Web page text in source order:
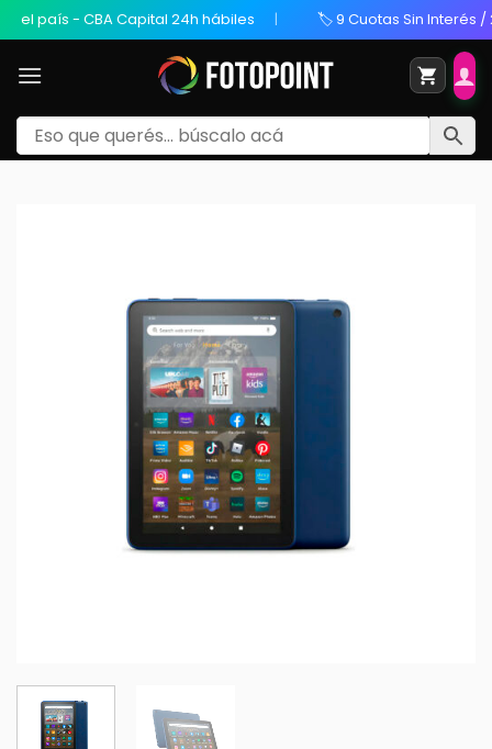
- CBA Capital 24h hábiles 🏷️ 9 Cuotas Sin Interés /